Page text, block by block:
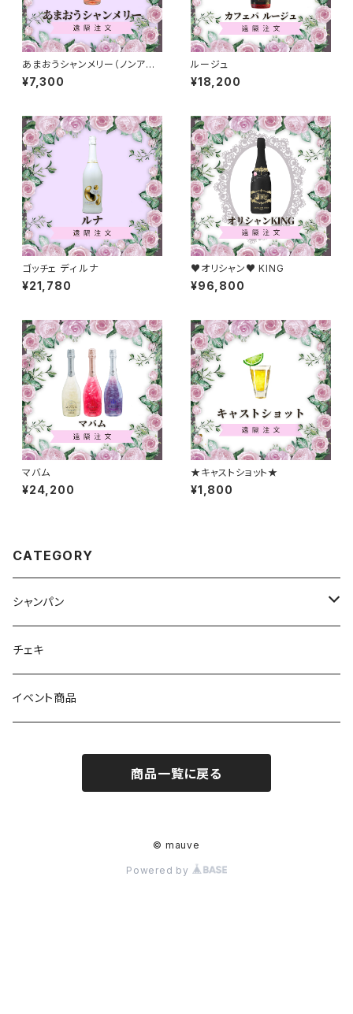
あまおうシャンメリー（ノンアル
コール）
¥7,300
ルージュ
¥18,200
ゴッチェ ディ ルナ
¥21,780
♥オリシャン♥ KING
¥96,800
マバム
¥24,200
★キャストショット★
¥1,800
CATEGORY
シャンパン
ノンアルコール
アルコール
チェキ
イベント商品
商品一覧に戻る
© mauve
Powered by